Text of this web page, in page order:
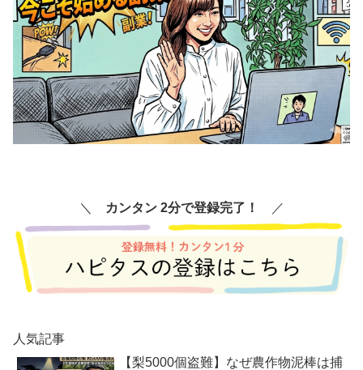
＼ カンタン 2分で登録完了！ ／
人気記事
【梨5000個盗難】なぜ農作物泥棒は捕